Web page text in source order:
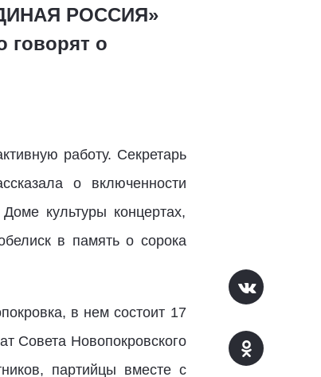
РОССИЯ»
говорят о
работу. Секретарь
о включенности
культуры концертах,
в память о сорока
в нем состоит 17
Совета Новопокровского
партийцы вместе с